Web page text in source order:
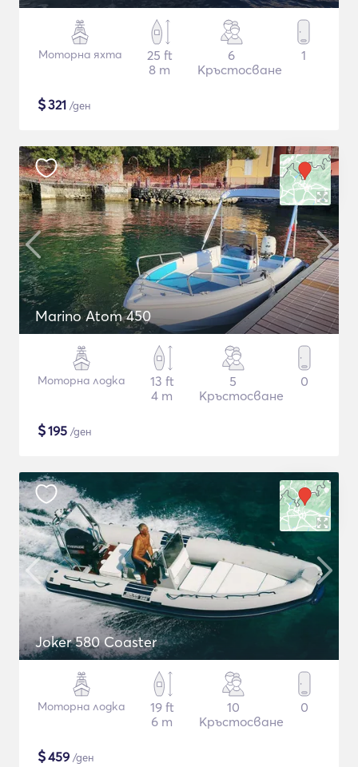
Моторна яхта
25 ft
8 m
6
Кръстосване
1
$321 /ден
Marino Atom 450
Моторна лодка
13 ft
4 m
5
Кръстосване
0
$195 /ден
Joker 580 Coaster
Моторна лодка
19 ft
6 m
10
Кръстосване
0
$459 /ден